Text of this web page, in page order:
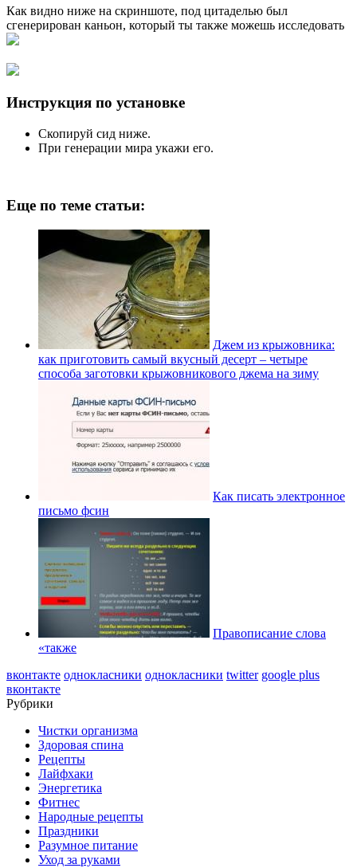
Как видно ниже на скриншоте, под цитаделью был
сгенерирован каньон, который ты также можешь исследовать
Инструкция по установке
Скопируй сид ниже.
При генерации мира укажи его.
Еще по теме статьи:
Джем из крыжовника:
как приготовить самый вкусный десерт – четыре
способа заготовки крыжовникового джема на зиму
Как писать электронное
письмо фсин
Правописание слова
«также
вконтакте однокласники однокласники twitter google plus
вконтакте
Рубрики
Чистки организма
Здоровая спина
Рецепты
Лайфхаки
Энергетика
Фитнес
Народные рецепты
Праздники
Разумное питание
Уход за руками